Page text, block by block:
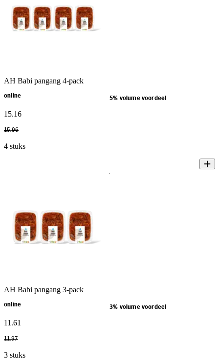
AH Babi pangang 4-pack
online 5% volume voordeel
15.16
15.96
4 stuks
AH Babi pangang 3-pack
online 3% volume voordeel
11 .61
11.97
3 stuks